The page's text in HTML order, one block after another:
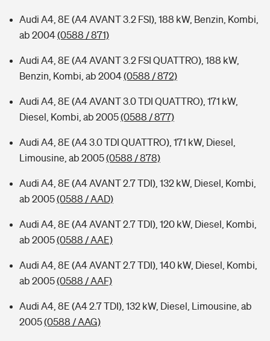
Audi A4, 8E (A4 AVANT 3.2 FSI), 188 kW, Benzin, Kombi,
ab 2004(0588 / 871)
Audi A4, 8E (A4 AVANT 3.2 FSI QUATTRO), 188 kW,
Benzin, Kombi, ab 2004(0588 / 872)
Audi A4, 8E (A4 AVANT 3.0 TDI QUATTRO), 171 kW,
Diesel, Kombi, ab 2005(0588 / 877)
Audi A4, 8E (A4 3.0 TDI QUATTRO), 171 kW, Diesel,
Limousine, ab 2005(0588 / 878)
Audi A4, 8E (A4 AVANT 2.7 TDI), 132 kW, Diesel, Kombi,
ab 2005(0588 / AAD)
Audi A4, 8E (A4 AVANT 2.7 TDI), 120 kW, Diesel, Kombi,
ab 2005(0588 / AAE)
Audi A4, 8E (A4 AVANT 2.7 TDI), 140 kW, Diesel, Kombi,
ab 2005(0588 / AAF)
Audi A4, 8E (A4 2.7 TDI), 132 kW, Diesel, Limousine, ab
2005(0588 / AAG)